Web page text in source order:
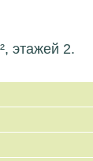
этажей 2.